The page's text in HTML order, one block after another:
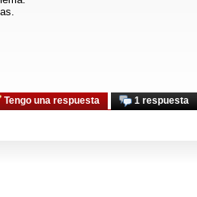
1 respuesta
Tengo una respuesta